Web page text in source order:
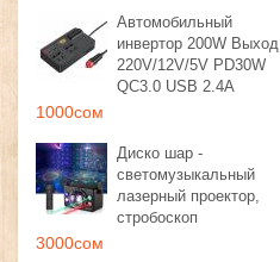
Автомобильный
инвертор 200W Выход
220V/12V/5V PD30W
QC3.0 USB 2.4A
1000сом
Диско шар -
светомузыкальный
лазерный проектор,
стробоскоп
3000сом